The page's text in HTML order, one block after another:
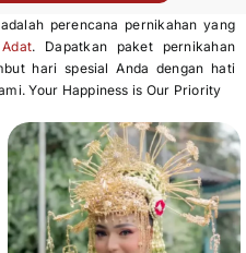
adalah perencana pernikahan yang
. Dapatkan paket pernikahan
hari spesial Anda dengan hati
Your Happiness is Our Priority